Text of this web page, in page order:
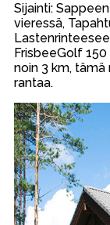
Sijainti:
vieressä,
FrisbeeGolf
noin 3 km,
rantaa.